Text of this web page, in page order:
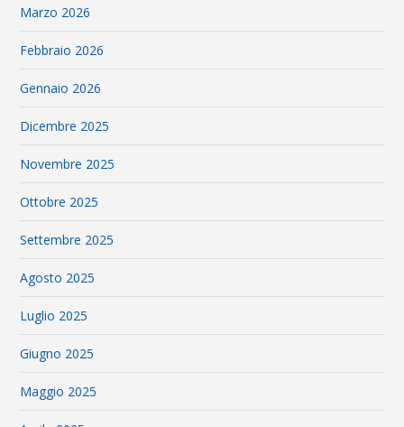
Marzo 2026
Febbraio 2026
Gennaio 2026
Dicembre 2025
Novembre 2025
Ottobre 2025
Settembre 2025
Agosto 2025
Luglio 2025
Giugno 2025
Maggio 2025